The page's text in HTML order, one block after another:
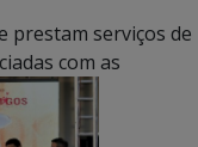
prestam serviços de
com as